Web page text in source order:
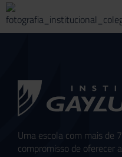
Uma escola com mais de
compromisso de oferecer